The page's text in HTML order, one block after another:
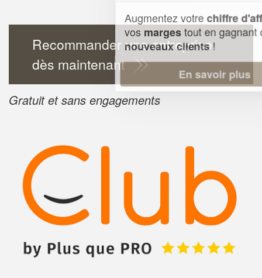
Recommander une entreprise
dès maintenant
Gratuit et sans engagements
Augmentez votrechiffre d'affaireset
margestout en gagnant de
nouveaux clients!
En savoir plus